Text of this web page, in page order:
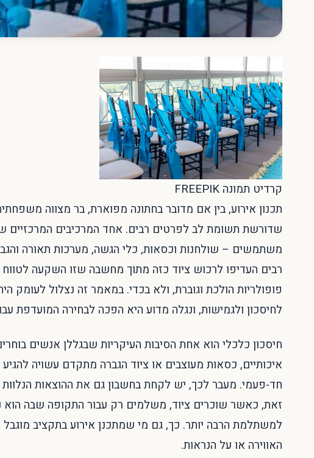
קרדיט תמונה FREEPIK
תכנון אירוע, בין אם מדובר בחתונה מפוארת, בר מצווה
שדורשת תשומת לב לפרטים רבים. אחד המרכיבים המרכזיים
משתמשים – שולחנות וכסאות, כלי הגשה, מערכות תאורה
רבים העדיפו לרכוש ציוד כזה מתוך מחשבה שזו השקעה
פופולריות הולכת וגוברת, ולא בכדי. במאמר זה נצלול לעומק
לחיסכון ולגמישות, ונגלה מדוע היא הפכה לבחירה המועדפת
חיסכון כלכלי הוא אחת הסיבות העיקריות שבגללן אנשים
איכותיים, כסאות מעוצבים או ציוד הגברה מתקדם עשויה
חד-פעמי. מעבר לכך, יש לקחת בחשבון גם את ההוצאות הנלוות
זאת, כאשר שוכרים ציוד, משלמים רק עבור התקופה שבה
למשתלמת הרבה יותר. כך, גם מי שמתכנן אירוע בתקציב
האווירה או על הנראות.